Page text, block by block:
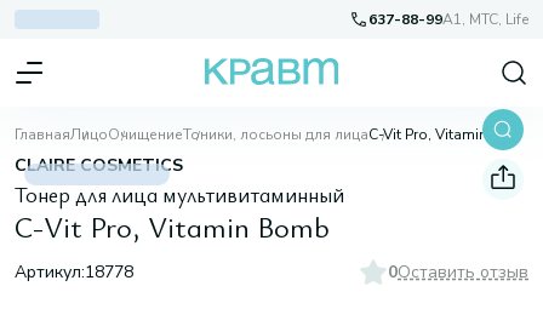
637-88-99A1, МТС, Life
ГлавнаяЛицоОчищениеТоники, лосьоны для лица C-Vit Pro, Vitamin Bomb
CLAIRE COSMETICS
Тонер для лица мультивитаминный
C-Vit Pro, Vitamin Bomb
Артикул:18778 0Оставить отзыв